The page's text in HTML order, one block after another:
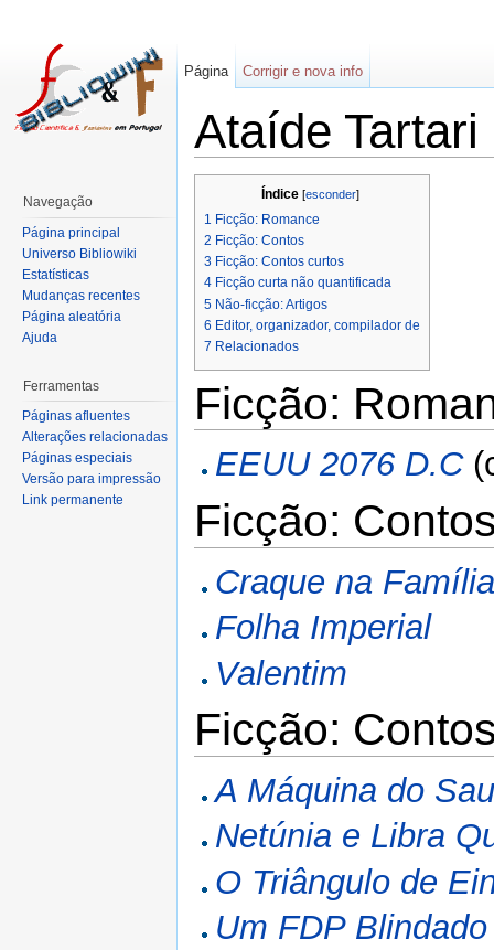
Ataíde Tartari
Índice [esconder]
1 Ficção: Romance
2 Ficção: Contos
3 Ficção: Contos curtos
4 Ficção curta não quantificada
5 Não-ficção: Artigos
6 Editor, organizador, compilador de
7 Relacionados
Ficção:
EEUU 2076 D.C
Ficção:
Craque na
Folha Imperial
Valentim
Ficção:
A Máquina do
Netúnia e Libra
O Triângulo de
Um FDP Blindado
Página Corrigir e nova info
Navegação
Página principal
Universo Bibliowiki
Estatísticas
Mudanças recentes
Página aleatória
Ajuda
Ferramentas
Páginas afluentes
Alterações relacionadas
Páginas especiais
Versão para impressão
Link permanente